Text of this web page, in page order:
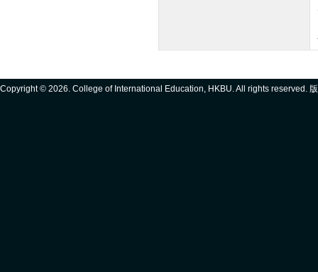
Copyright © 2026. College of International Education, HKBU. All rights reserved.